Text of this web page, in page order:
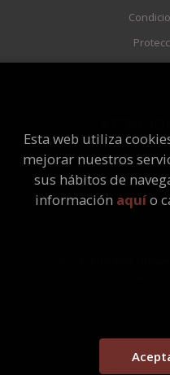
Esta web utiliza
mejorar nuestros
sus hábitos de
información aquío